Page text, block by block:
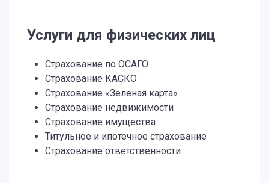
Услуги для физических лиц
Страхование по ОСАГО
Страхование КАСКО
Страхование «Зеленая карта»
Страхование недвижимости
Страхование имущества
Титульное и ипотечное страхование
Страхование ответственности